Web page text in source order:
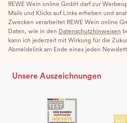
REWE Wein online GmbH darf zur
Mails und Klicks auf Links erheben und
Zwecken verarbeitet REWE Wein online
Daten, wie in den Datenschutzhinweisen
kann ich jederzeit mit Wirkung für die
Abmeldelink am Ende eines jeden
Unsere Auszeichnungen